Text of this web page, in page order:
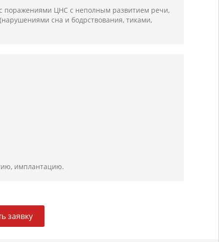
поражениями ЦНС с неполным развитием речи,
сна и бодрствования, тиками,
имплантацию.
заявку